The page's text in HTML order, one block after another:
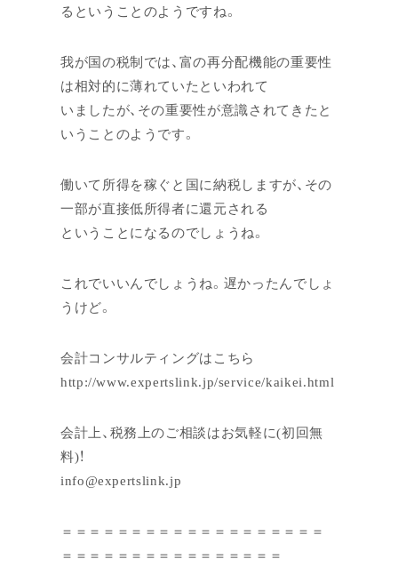
るということのようですね。
我が国の税制では、富の再分配機能の重要性
は相対的に薄れていたといわれて
いましたが、その重要性が意識されてきたと
いうことのようです。
働いて所得を稼ぐと国に納税しますが、その
一部が直接低所得者に還元される
ということになるのでしょうね。
これでいいんでしょうね。遅かったんでしょ
うけど。
会計コンサルティングはこちら
http://www.expertslink.jp/service/kaikei.html
会計上、税務上のご相談はお気軽に(初回無
料)！
info@expertslink.jp
＝＝＝＝＝＝＝＝＝＝＝＝＝＝＝＝＝＝＝
＝＝＝＝＝＝＝＝＝＝＝＝＝＝＝＝